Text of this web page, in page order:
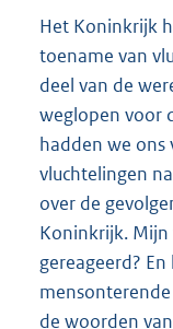
Het Koninkrijk
toename van
deel van de
weglopen voor
hadden we ons
vluchtelingen
over de
Koninkrijk. Mijn
gereageerd?
de woorden